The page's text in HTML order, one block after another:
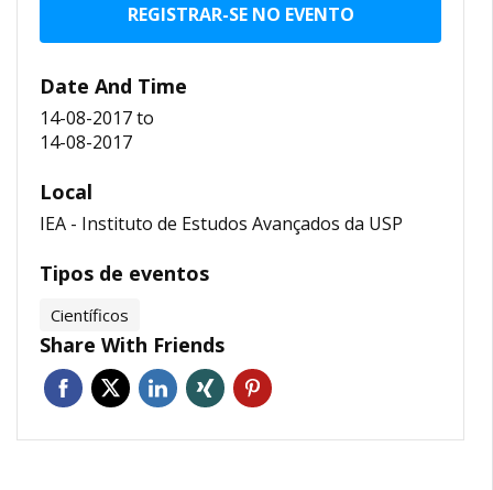
REGISTRAR-SE NO EVENTO
Date And Time
14-08-2017to
14-08-2017
Local
IEA - Instituto de Estudos Avançados da USP
Tipos de eventos
Científicos
Share With Friends